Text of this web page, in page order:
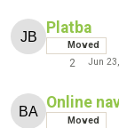
Platba
Moved
2 Jun
Online
Moved